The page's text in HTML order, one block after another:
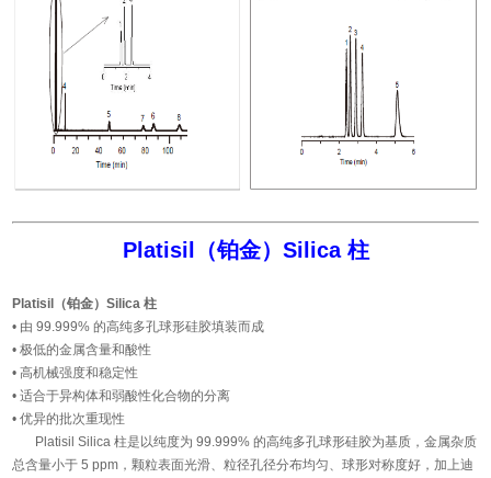
Platisil（铂金）Silica 柱
Platisil（铂金）Silica 柱
• 由 99.999% 的高纯多孔球形硅胶填装而成
• 极低的金属含量和酸性
• 高机械强度和稳定性
• 适合于异构体和弱酸性化合物的分离
• 优异的批次重现性
Platisil Silica 柱是以纯度为 99.999% 的高纯多孔球形硅胶为基质，金属杂质
总含量小于 5 ppm，颗粒表面光滑、粒径孔径分布均匀、球形对称度好，加上迪